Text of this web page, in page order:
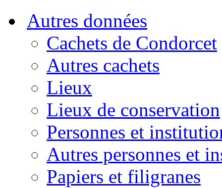
Autres données
Cachets de Condorcet
Autres cachets
Lieux
Lieux de conservation
Personnes et
Autres personnes et
Papiers et filigranes